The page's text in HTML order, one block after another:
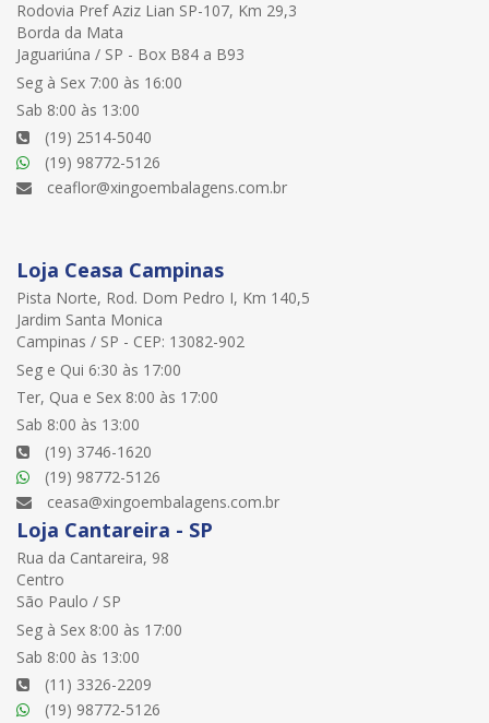
Rodovia Pref Aziz Lian SP-107, Km 29,3
Borda da Mata
Jaguariúna / SP - Box B84 a B93
Seg à Sex 7:00 às 16:00
Sab 8:00 às 13:00
(19) 2514-5040
(19) 98772-5126
ceaflor@xingoembalagens.com.br
Loja Ceasa Campinas
Pista Norte, Rod. Dom Pedro I, Km 140,5
Jardim Santa Monica
Campinas / SP - CEP: 13082-902
Seg e Qui 6:30 às 17:00
Ter, Qua e Sex 8:00 às 17:00
Sab 8:00 às 13:00
(19) 3746-1620
(19) 98772-5126
ceasa@xingoembalagens.com.br
Loja Cantareira - SP
Rua da Cantareira, 98
Centro
São Paulo / SP
Seg à Sex 8:00 às 17:00
Sab 8:00 às 13:00
(11) 3326-2209
(19) 98772-5126